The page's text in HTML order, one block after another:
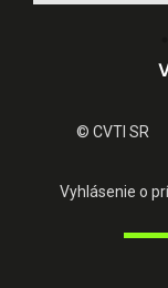
© CVTI SR
Vyhlásenie o